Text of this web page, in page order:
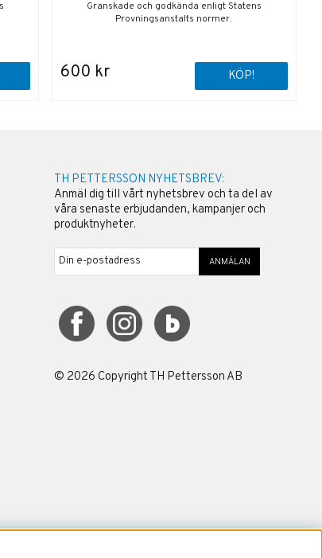
Granskade och godkända enligt Statens
Provningsanstalts normer.
600 kr KÖP!
TH PETTERSSON NYHETSBREV:
Anmäl dig till vårt nyhetsbrev och ta del av
våra senaste erbjudanden, kampanjer och
produktnyheter.
ANMÄLAN
© 2026 Copyright TH Pettersson AB